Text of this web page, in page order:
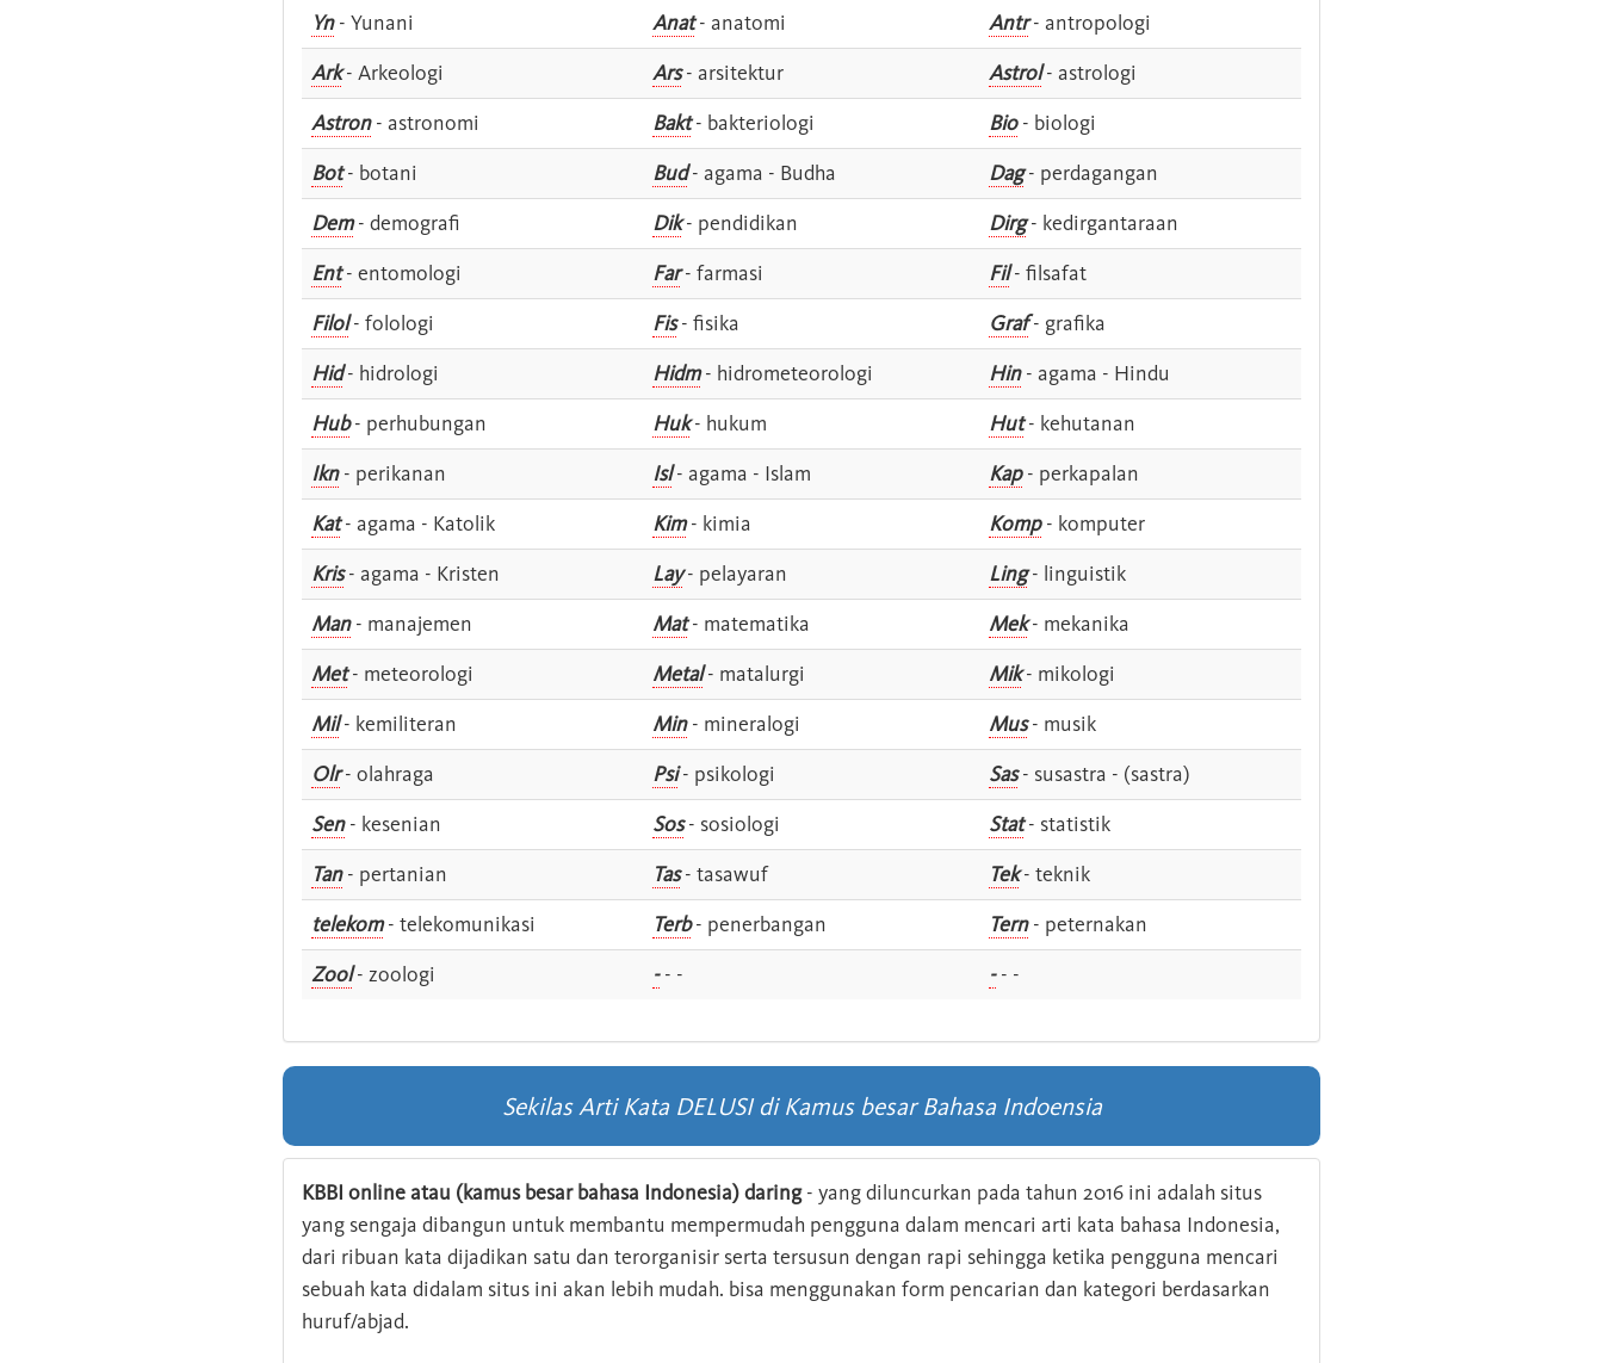
Yn- Yunani Anat- anatomi Antr- antropologi
Ark- Arkeologi Ars- arsitektur Astrol- astrologi
Astron- astronomi Bakt- bakteriologi Bio- biologi
Bot- botani Bud- agama - Budha Dag- perdagangan
Dem- demografi Dik- pendidikan Dirg- kedirgantaraan
Ent- entomologi Far- farmasi Fil- filsafat
Filol- folologi Fis- fisika Graf- grafika
Hid- hidrologi Hidm- hidrometeorologi Hin- agama - Hindu
Hub- perhubungan Huk- hukum Hut- kehutanan
Ikn- perikanan Isl- agama - Islam Kap- perkapalan
Kat- agama - Katolik Kim- kimia Komp- komputer
Kris- agama - Kristen Lay- pelayaran Ling- linguistik
Man- manajemen Mat- matematika Mek- mekanika
Met- meteorologi Metal- matalurgi Mik- mikologi
Mil- kemiliteran Min- mineralogi Mus- musik
Olr- olahraga Psi- psikologi Sas- susastra - (sastra)
Sen- kesenian Sos- sosiologi Stat- statistik
Tan- pertanian Tas- tasawuf Tek- teknik
telekom- telekomunikasi Terb- penerbangan Tern- peternakan
Zool- zoologi -- - -- -
Sekilas Arti Kata DELUSI di Kamus besar Bahasa Indoensia
KBBI online atau (kamus besar bahasa Indonesia) daring- yang diluncurkan pada tahun 2016 ini adalah situs
yang sengaja dibangun untuk membantu mempermudah pengguna dalam mencari arti kata bahasa Indonesia,
dari ribuan kata dijadikan satu dan terorganisir serta tersusun dengan rapi sehingga ketika pengguna mencari
sebuah kata didalam situs ini akan lebih mudah. bisa menggunakan form pencarian dan kategori berdasarkan
huruf/abjad.